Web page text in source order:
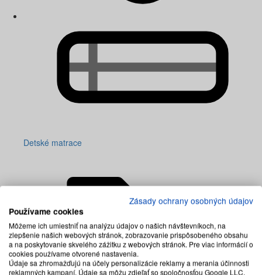
Detské matrace
Zásady ochrany osobných údajov
Používame cookies
Môžeme ich umiestniť na analýzu údajov o našich návštevníkoch, na
zlepšenie našich webových stránok, zobrazovanie prispôsobeného obsahu
a na poskytovanie skvelého zážitku z webových stránok. Pre viac informácií o
cookies používame otvorené nastavenia.
Údaje sa zhromažďujú na účely personalizácie reklamy a merania účinnosti
reklamných kampaní. Údaje sa môžu zdieľať so spoločnosťou Google LLC,